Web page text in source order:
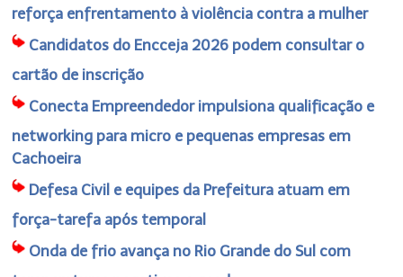
reforça enfrentamento à violência contra a mulher
Candidatos do Encceja 2026 podem consultar o
cartão de inscrição
Conecta Empreendedor impulsiona qualificação e
networking para micro e pequenas empresas em
Cachoeira
Defesa Civil e equipes da Prefeitura atuam em
força-tarefa após temporal
Onda de frio avança no Rio Grande do Sul com